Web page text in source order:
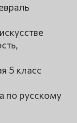
5 класс
по русскому